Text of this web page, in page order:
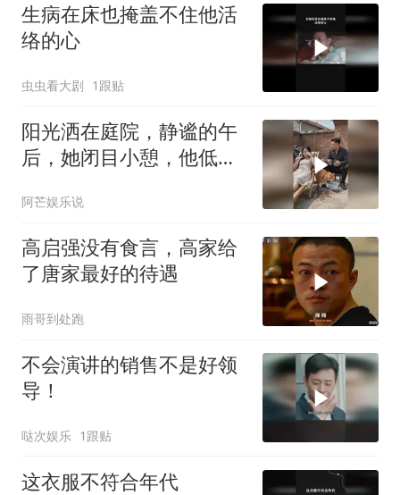
生病在床也掩盖不住他活
络的心
虫虫看大剧 1跟贴
阳光洒在庭院，静谧的午
后，她闭目小憩，他低头
阿芒娱乐说
高启强没有食言，高家给
了唐家最好的待遇
雨哥到处跑
不会演讲的销售不是好领
导！
哒次娱乐 1跟贴
这衣服不符合年代